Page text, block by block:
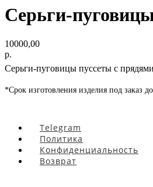
Серьги-
10000,00
р.
Cерьги-пуговицы пуссеты с
*Срок изготовления изделия под заказ
Telegram
Политика
Конфиденциальность
Возврат